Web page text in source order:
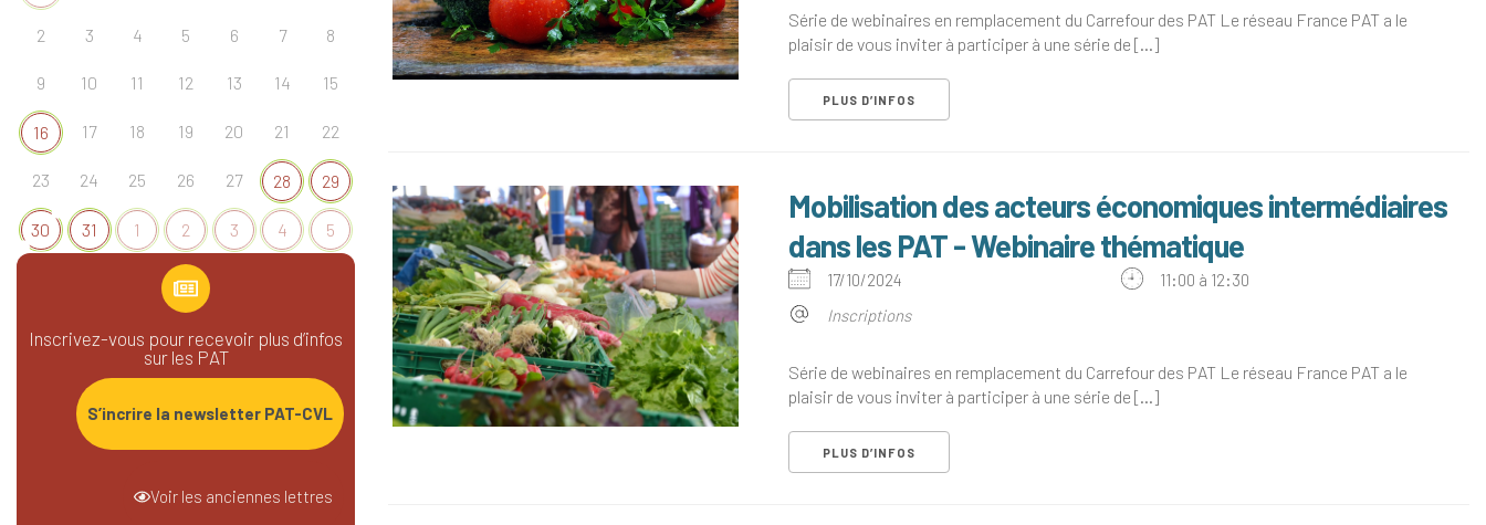
Série de webinaires en remplacement du Carrefour des PAT Le réseau France PAT a le
plaisir de vous inviter à participer à une série de [...]
PLUS D’INFOS
Mobilisation des acteurs économiques intermédiaires
dans les PAT - Webinaire thématique
17/10/2024
11:00 à 12:30
Inscriptions
Série de webinaires en remplacement du Carrefour des PAT Le réseau France PAT a le
plaisir de vous inviter à participer à une série de [...]
PLUS D’INFOS
2 3 4 5 6 7 8
9 10 11 12 13 14 15
16 17 18 19 20 21 22
23 24 25 26 27 28 29
30 31 1 2 3 4 5
Inscrivez-vous pour recevoir plus d’infos
sur les PAT
S’incrire la newsletter PAT-CVL
Voir les anciennes lettres